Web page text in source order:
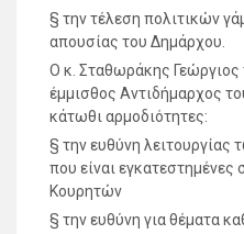
§ την τέλεση πολιτικών
απουσίας του Δημάρχου.
Ο κ. Σταθωράκης
έμμισθος Αντιδήμαρχος
κάτωθι αρμοδιότητες:
§ την ευθύνη
που είναι εγκατεστημένες
Κουρητών
§ την ευθύνη για θέματα